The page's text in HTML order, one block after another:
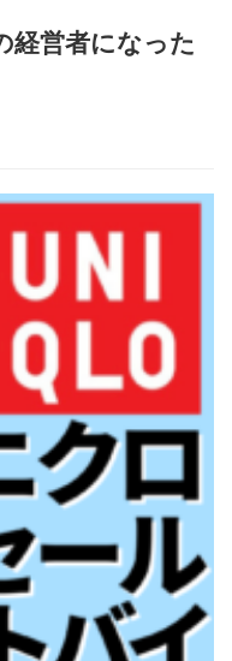
経営者になった